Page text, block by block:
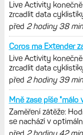
AKTUÁLNĚ NA
Live
sporty.
jedním
trénink